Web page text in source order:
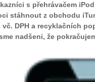
s přehrávačem
stáhnout z obchodu
vč. DPH a recyklačních
nadšeni, že